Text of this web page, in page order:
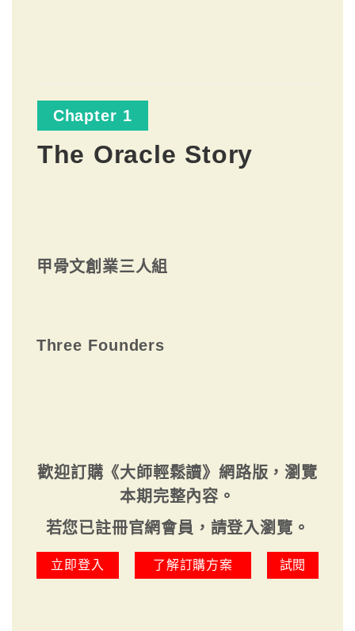
Chapter 1
The Oracle Story
甲骨文創業三人組
Three Founders
歡迎訂購《大師輕鬆讀》網路版，瀏覽
本期完整內容。
若您已註冊官網會員，請登入瀏覽。
立即登入 了解訂購方案 試閱